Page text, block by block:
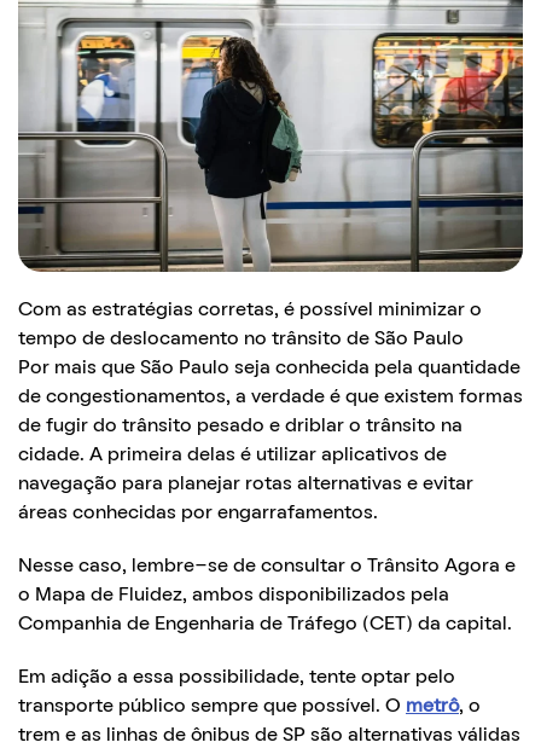
Com as estratégias corretas, é possível minimizar o
tempo de deslocamento no trânsito de São Paulo
Por mais que São Paulo seja conhecida pela quantidade
de congestionamentos, a verdade é que existem formas
de fugir do trânsito pesado e driblar o trânsito na
cidade. A primeira delas é utilizar aplicativos de
navegação para planejar rotas alternativas e evitar
áreas conhecidas por engarrafamentos.
Nesse caso, lembre-se de consultar o Trânsito Agora e
o Mapa de Fluidez, ambos disponibilizados pela
Companhia de Engenharia de Tráfego (CET) da capital.
Em adição a essa possibilidade, tente optar pelo
transporte público sempre que possível. O metrô, o
trem e as linhas de ônibus de SP são alternativas válidas